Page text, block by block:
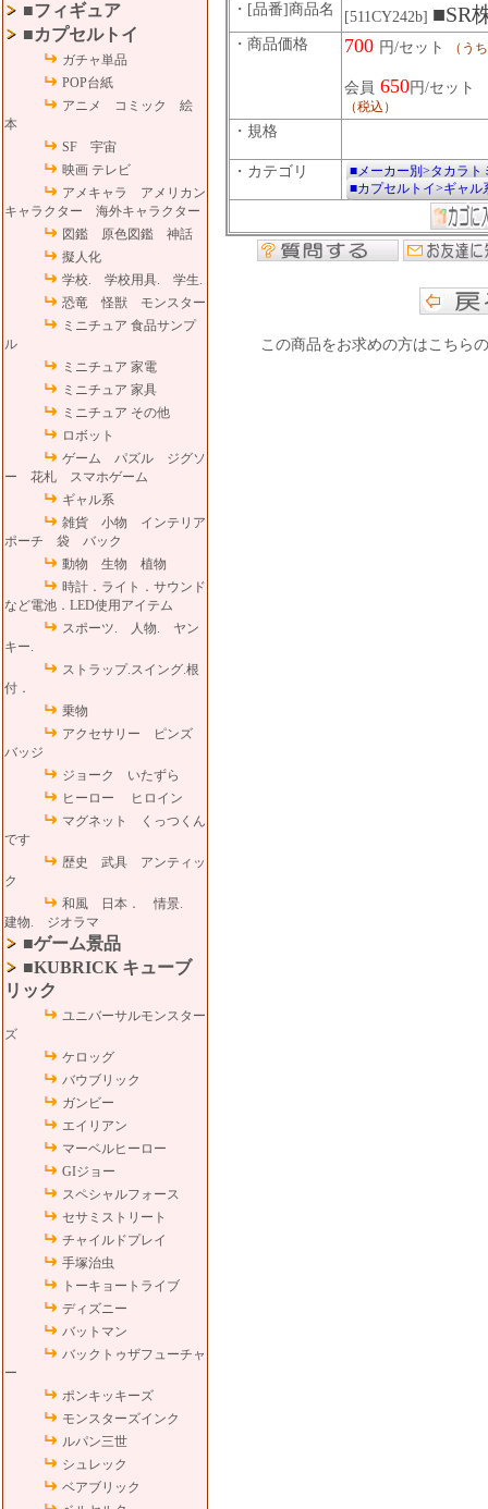
■フィギュア
■カプセルトイ
ガチャ単品
POP台紙
アニメ コミック 絵
本
SF 宇宙
映画 テレビ
アメキャラ アメリカン
キャラクター 海外キャラクター
図鑑 原色図鑑 神話
擬人化
学校. 学校用具. 学生.
恐竜 怪獣 モンスター
ミニチュア 食品サンプ
ル
ミニチュア 家電
ミニチュア 家具
ミニチュア その他
ロボット
ゲーム パズル ジグソ
ー 花札 スマホゲーム
ギャル系
雑貨 小物 インテリア
ポーチ 袋 バック
動物 生物 植物
時計．ライト．サウンド
など電池．LED使用アイテム
スポーツ. 人物. ヤン
キー.
ストラップ.スイング.根
付．
乗物
アクセサリー ピンズ
バッジ
ジョーク いたずら
ヒーロー ヒロイン
マグネット くっつくん
です
歴史 武具 アンティッ
ク
和風 日本． 情景.
建物. ジオラマ
■ゲーム景品
■KUBRICK キューブ
リック
ユニバーサルモンスター
ズ
ケロッグ
バウブリック
ガンビー
エイリアン
マーベルヒーロー
GIジョー
スペシャルフォース
セサミストリート
チャイルドプレイ
手塚治虫
トーキョートライブ
ディズニー
バットマン
バックトゥザフューチャ
ー
ポンキッキーズ
モンスターズインク
ルパン三世
シュレック
ベアブリック
・[品番]商品名 [511CY242b] ■SR
・商品価格 700 円/セット （う
会員 650円/セット
（税込）
・規格
・カテゴリ
■メーカー別>タカラト
■カプセルトイ>ギャル
この商品をお求めの方はこちら